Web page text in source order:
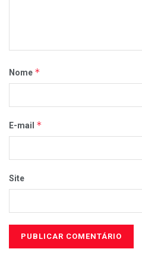
Nome *
E-mail *
Site